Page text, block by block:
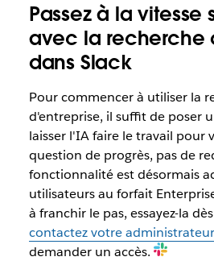
Passez à la vitesse
avec la recherche
dans Slack
Pour commencer à utiliser la
d'entreprise, il suffit de poser
laisser l'IA faire le travail pour
question de progrès, pas de
fonctionnalité est désormais
utilisateurs au forfait
à franchir le pas, essayez-la
contactez votre
demander un accès.